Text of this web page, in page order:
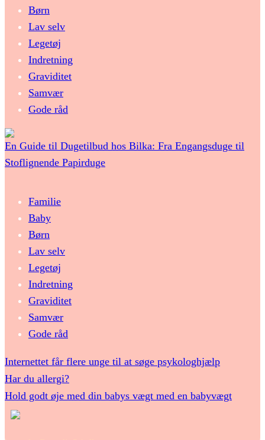
Børn
Lav selv
Legetøj
Indretning
Graviditet
Samvær
Gode råd
En Guide til Dugetilbud hos Bilka: Fra Engangsduge til
Stoflignende Papirduge
Familie
Baby
Børn
Lav selv
Legetøj
Indretning
Graviditet
Samvær
Gode råd
Internettet får flere unge til at søge psykologhjælp
Har du allergi?
Hold godt øje med din babys vægt med en babyvægt